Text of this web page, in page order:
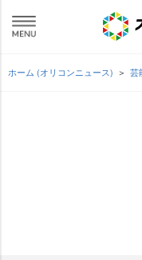
ホーム (オリコンニュース) 芸